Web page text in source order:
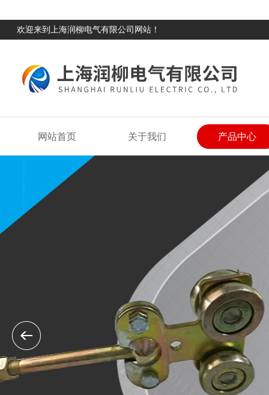
欢迎来到上海润柳电气有限公司网站！
网站首页 关于我们 产品中心